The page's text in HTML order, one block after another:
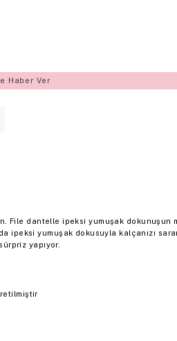
Haber Ver
File dantelle ipeksi yumuşak dokunuşun
ipeksi yumuşak dokusuyla kalçanızı
yapıyor.